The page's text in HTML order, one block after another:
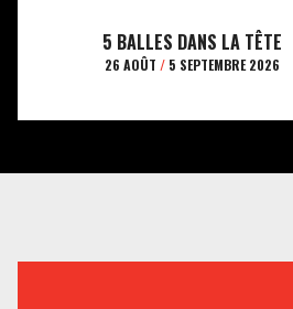
5 BALLES DANS LA TÊTE
26 AOÛT /5 SEPTEMBRE 2026